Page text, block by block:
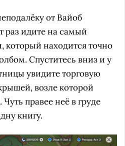
от Вайоб
раз идите на самый
находится точно
Спуститесь вниз и у
увидите торговую
возле которой
правее неё в груде
книгу.